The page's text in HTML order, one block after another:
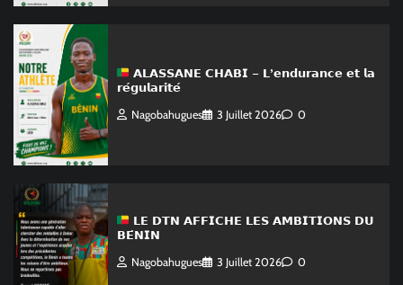
𝗔𝗟𝗔𝗦𝗦𝗔𝗡𝗘 𝗖𝗛𝗔𝗕𝗜 – 𝗟’𝗲𝗻𝗱𝘂𝗿𝗮𝗻𝗰𝗲 𝗲𝘁 𝗹𝗮
𝗿𝗲́𝗴𝘂𝗹𝗮𝗿𝗶𝘁𝗲́
Nagobahugues 3 Juillet 2026 0
𝗟𝗘 𝗗𝗧𝗡 𝗔𝗙𝗙𝗜𝗖𝗛𝗘 𝗟𝗘𝗦 𝗔𝗠𝗕𝗜𝗧𝗜𝗢𝗡𝗦 𝗗𝗨
𝗕𝗘́𝗡𝗜𝗡
Nagobahugues 3 Juillet 2026 0